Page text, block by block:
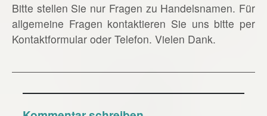
Bitte stellen Sie nur Fragen zu Handelsnamen. Für
allgemeine Fragen kontaktieren Sie uns bitte per
Kontaktformular oder Telefon. Vielen Dank.